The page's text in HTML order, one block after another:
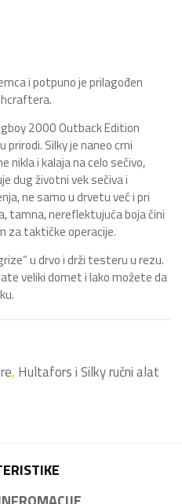
i potpuno je prilagođen
2000 Outback Edition
Silky je naneo crni
nikla i kalaja na celo sečivo,
dug životni vek sečiva i
ne samo u drvetu već i pri
tamna, nereflektujuća boja čini
za taktičke operacije.
u drvo i drži testeru u rezu.
veliki domet i lako možete da
,Hultafors i Silky ručni alat